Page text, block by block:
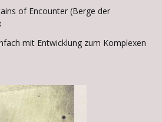
of Encounter (Berge der
mit Entwicklung zum Komplexen